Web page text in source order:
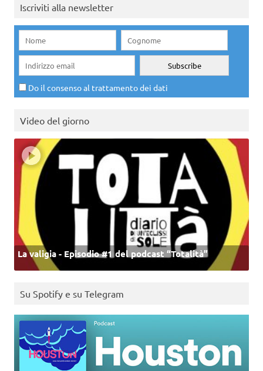
Iscriviti alla newsletter
Do il consenso al trattamento dei dati
Video del giorno
La valigia - Episodio #1 del podcast “Totalità”
Su Spotify e su Telegram